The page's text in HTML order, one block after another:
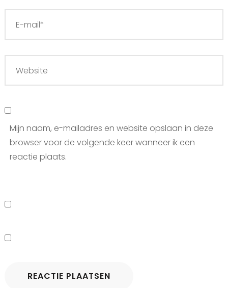
Mijn naam, e-mailadres en website opslaan in deze
browser voor de volgende keer wanneer ik een
reactie plaats.